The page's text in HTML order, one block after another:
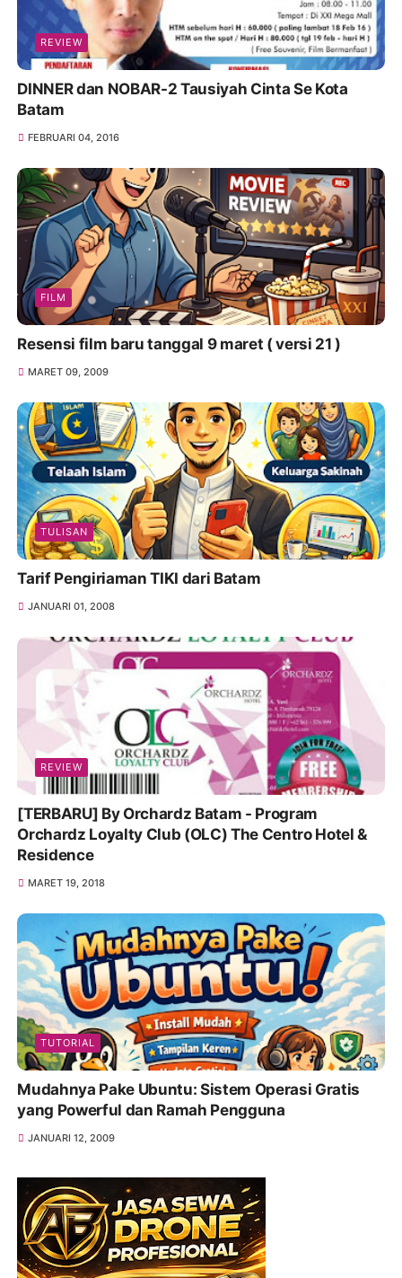
REVIEW
DINNER dan NOBAR-2 Tausiyah Cinta Se Kota
Batam
FEBRUARI 04, 2016
FILM
Resensi film baru tanggal 9 maret ( versi 21 )
MARET 09, 2009
TULISAN
Tarif Pengiriaman TIKI dari Batam
JANUARI 01, 2008
REVIEW
[TERBARU] By Orchardz Batam - Program
Orchardz Loyalty Club (OLC) The Centro Hotel &
Residence
MARET 19, 2018
TUTORIAL
Mudahnya Pake Ubuntu: Sistem Operasi Gratis
yang Powerful dan Ramah Pengguna
JANUARI 12, 2009